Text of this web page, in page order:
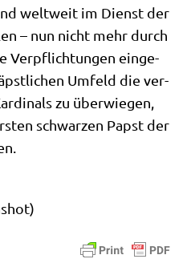
welt­weit im Dienst der
– nun nicht mehr durch
Ver­pflich­tun­gen ein­ge­
Umfeld die ver­
zu über­wie­gen,
schwar­zen Papst der